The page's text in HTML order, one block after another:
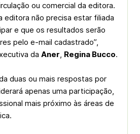
ou comercial da editora.
editora não precisa estar filiada
e que os resultados serão
pelo e-mail cadastrado”,
da Aner, Regina Bucco.
duas ou mais respostas por
apenas uma participação,
mais próximo às áreas de